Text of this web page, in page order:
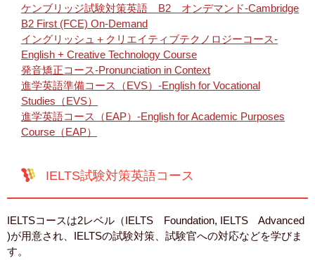
ケンブリッジ試験対策英語 B2 オンデマンド-Cambridge
B2 First (FCE) On-Demand
イングリッシュ＋クリエイティブテクノロジーコース-
English + Creative Technology Course
発音矯正コース-Pronunciation in Context
進学英語準備コース（EVS）-English for Vocational
Studies（EVS）
進学英語コース（EAP）-English for Academic Purposes
Course（EAP）
IELTS試験対策英語コース
IELTSコースは2レベル（IELTS Foundation, IELTS Advanced
)が用意され、IELTSの試験対策、試験官への対応などを学びま
す。